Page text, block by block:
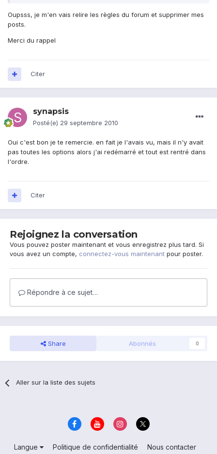
Oupsss, je m'en vais relire les règles du forum et supprimer mes
posts.
Merci du rappel
Citer
synapsis
Posté(e) 29 septembre 2010
Oui c'est bon je te remercie. en fait je l'avais vu, mais il n'y avait
pas toutes les options alors j'ai redémarré et tout est rentré dans
l'ordre.
Citer
Rejoignez la conversation
Vous pouvez poster maintenant et vous enregistrez plus tard. Si
vous avez un compte, connectez-vous maintenant pour poster.
Répondre à ce sujet…
Share Abonnés 0
Aller sur la liste des sujets
Langue Politique de confidentialité
Nous contacter